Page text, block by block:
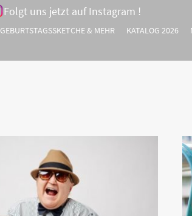
Folgt uns jetzt auf Instagram !
GEBURTSTAGSSKETCHE & MEHR KATALOG 2026